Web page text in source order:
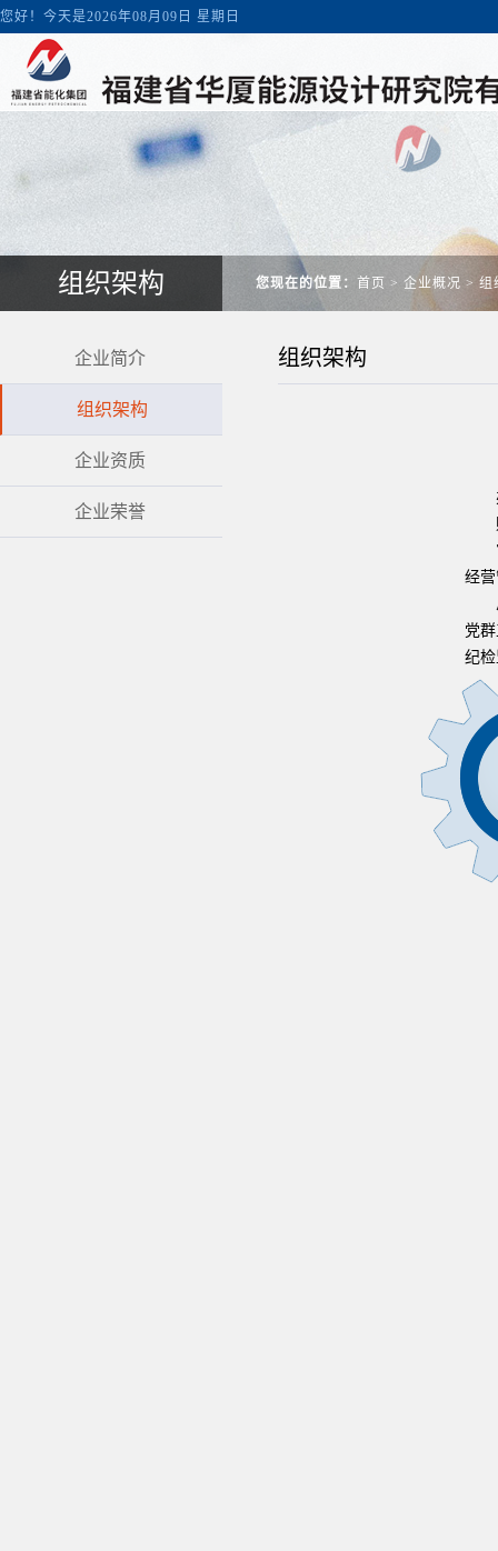
您好！今天是2026年08月09日 星期日
组织架构 您现在的位置： 首页 > 企业概况 > 组
企业简介
组织架构
企业资质
企业荣誉
组织架构
经
党
纪